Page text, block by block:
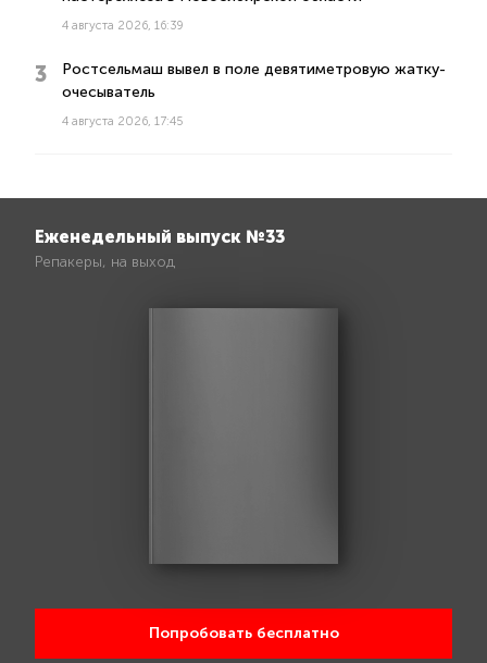
4 августа 2026, 16:39
Ростсельмаш вывел в поле девятиметровую жатку-
очесыватель
4 августа 2026, 17:45
Еженедельный выпуск №33
Репакеры, на выход
Попробовать бесплатно